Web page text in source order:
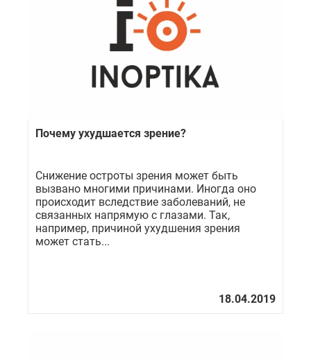
Почему ухудшается зрение?
Снижение остроты зрения может быть
вызвано многими причинами. Иногда оно
происходит вследствие заболеваний, не
связанных напрямую с глазами. Так,
например, причиной ухудшения зрения
может стать...